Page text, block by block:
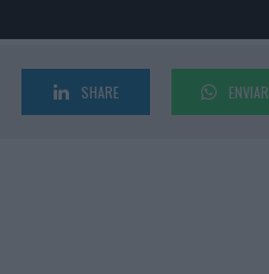
SHARE ENVIAR